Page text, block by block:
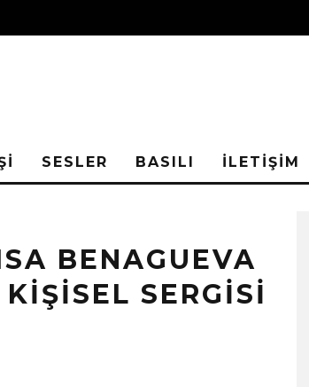
SESLER BASILI İLETİŞİM
BENAGUEVA
SERGISI